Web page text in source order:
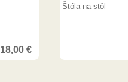
18,00€
Štóla na stôl